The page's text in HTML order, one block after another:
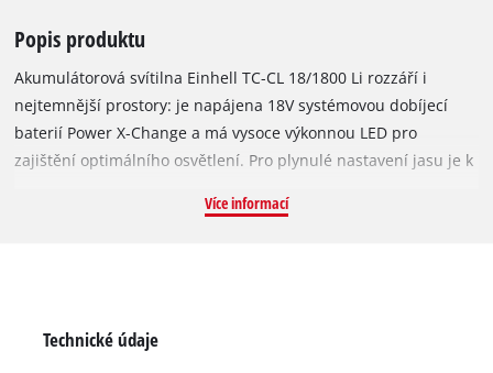
Popis produktu
Akumulátorová svítilna Einhell TC-CL 18/1800 Li rozzáří i
nejtemnější prostory: je napájena 18V systémovou dobíjecí
baterií Power X-Change a má vysoce výkonnou LED pro
zajištění optimálního osvětlení. Pro plynulé nastavení jasu je k
vysokou úroveň flexibility. Praktické držadlo umožňuje
Více informací
Technické údaje